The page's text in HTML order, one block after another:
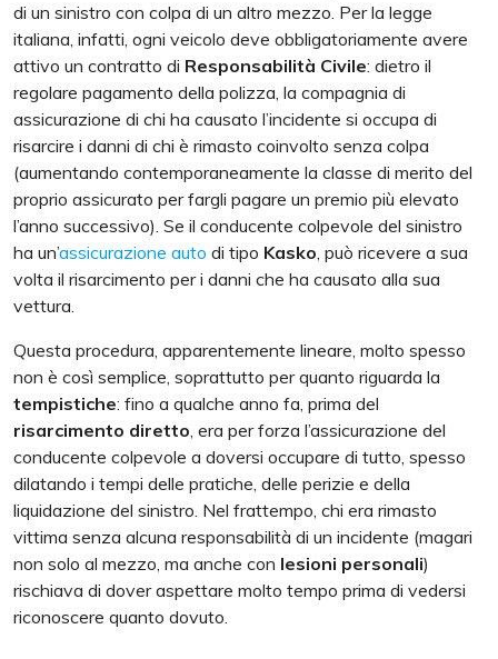
di un sinistro con colpa di un altro mezzo. Per la legge
italiana, infatti, ogni veicolo deve obbligatoriamente avere
attivo un contratto di Responsabilità Civile: dietro il
regolare pagamento della polizza, la compagnia di
assicurazione di chi ha causato l’incidente si occupa di
risarcire i danni di chi è rimasto coinvolto senza colpa
(aumentando contemporaneamente la classe di merito del
proprio assicurato per fargli pagare un premio più elevato
l’anno successivo). Se il conducente colpevole del sinistro
ha un’assicurazione auto di tipo Kasko, può ricevere a sua
volta il risarcimento per i danni che ha causato alla sua
vettura.
Questa procedura, apparentemente lineare, molto spesso
non è così semplice, soprattutto per quanto riguarda la
tempistiche: fino a qualche anno fa, prima del
risarcimento diretto, era per forza l’assicurazione del
conducente colpevole a doversi occupare di tutto, spesso
dilatando i tempi delle pratiche, delle perizie e della
liquidazione del sinistro. Nel frattempo, chi era rimasto
vittima senza alcuna responsabilità di un incidente (magari
non solo al mezzo, ma anche con lesioni personali)
rischiava di dover aspettare molto tempo prima di vedersi
riconoscere quanto dovuto.